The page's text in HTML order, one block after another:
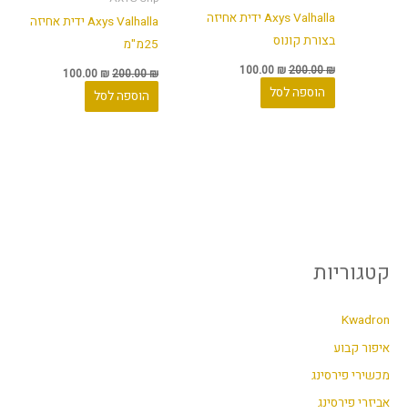
Axys Valhalla ידית אחיזה
בצורת קונוס
200.00₪
100.00 ₪
הוספה לסל
Axys Valhalla ידית אחיזה
25מ"מ
200.00₪
100.00 ₪
הוספה לסל
קטגוריות
Kwadron
איפור קבוע
מכשירי פירסינג
אביזרי פירסינג